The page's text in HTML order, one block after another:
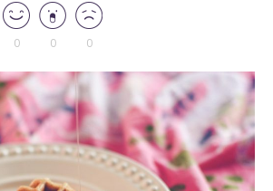
0 0 0